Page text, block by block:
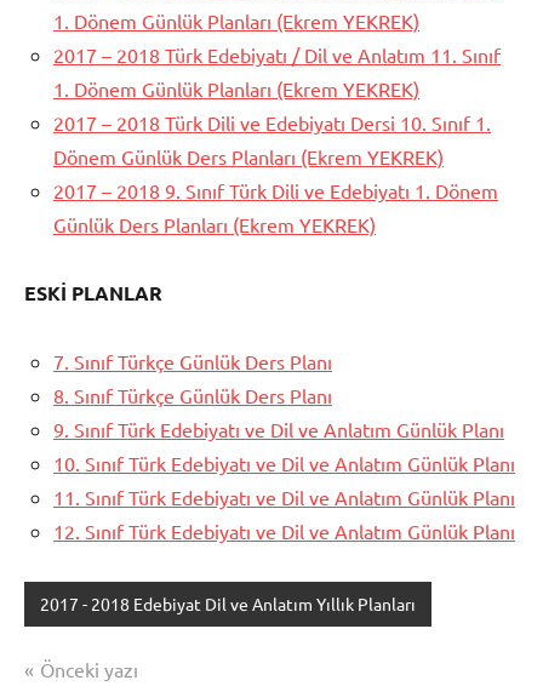
1. Dönem Günlük Planları (Ekrem YEKREK)
2017 – 2018 Türk Edebiyatı / Dil ve Anlatım 11. Sınıf
1. Dönem Günlük Planları (Ekrem YEKREK)
2017 – 2018 Türk Dili ve Edebiyatı Dersi 10. Sınıf 1.
Dönem Günlük Ders Planları (Ekrem YEKREK)
2017 – 2018 9. Sınıf Türk Dili ve Edebiyatı 1. Dönem
Günlük Ders Planları (Ekrem YEKREK)
ESKİ PLANLAR
7. Sınıf Türkçe Günlük Ders Planı
8. Sınıf Türkçe Günlük Ders Planı
9. Sınıf Türk Edebiyatı ve Dil ve Anlatım Günlük Planı
10. Sınıf Türk Edebiyatı ve Dil ve Anlatım Günlük Planı
11. Sınıf Türk Edebiyatı ve Dil ve Anlatım Günlük Planı
12. Sınıf Türk Edebiyatı ve Dil ve Anlatım Günlük Planı
2017 - 2018 Edebiyat Dil ve Anlatım Yıllık Planları
Yazı
Önceki yazı